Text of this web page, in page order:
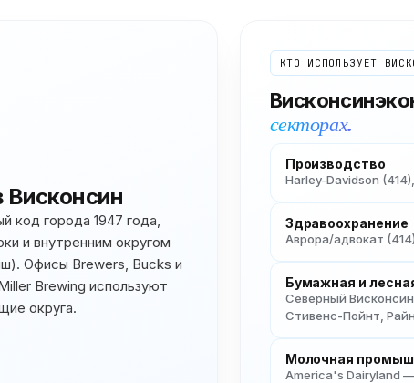
Висконсин
код города 1947 года,
и внутренним округом
Офисы Brewers, Bucks и
Brewing используют
округа.
КТО ИСПОЛЬЗУЕТ
Висконсин
секторах.
Производство
Harley-Davidson
Здравоохранение
Аврора/адвокат
Бумажная и
Северный
Стивенс-Пойнт,
Молочная
America's Dairyland